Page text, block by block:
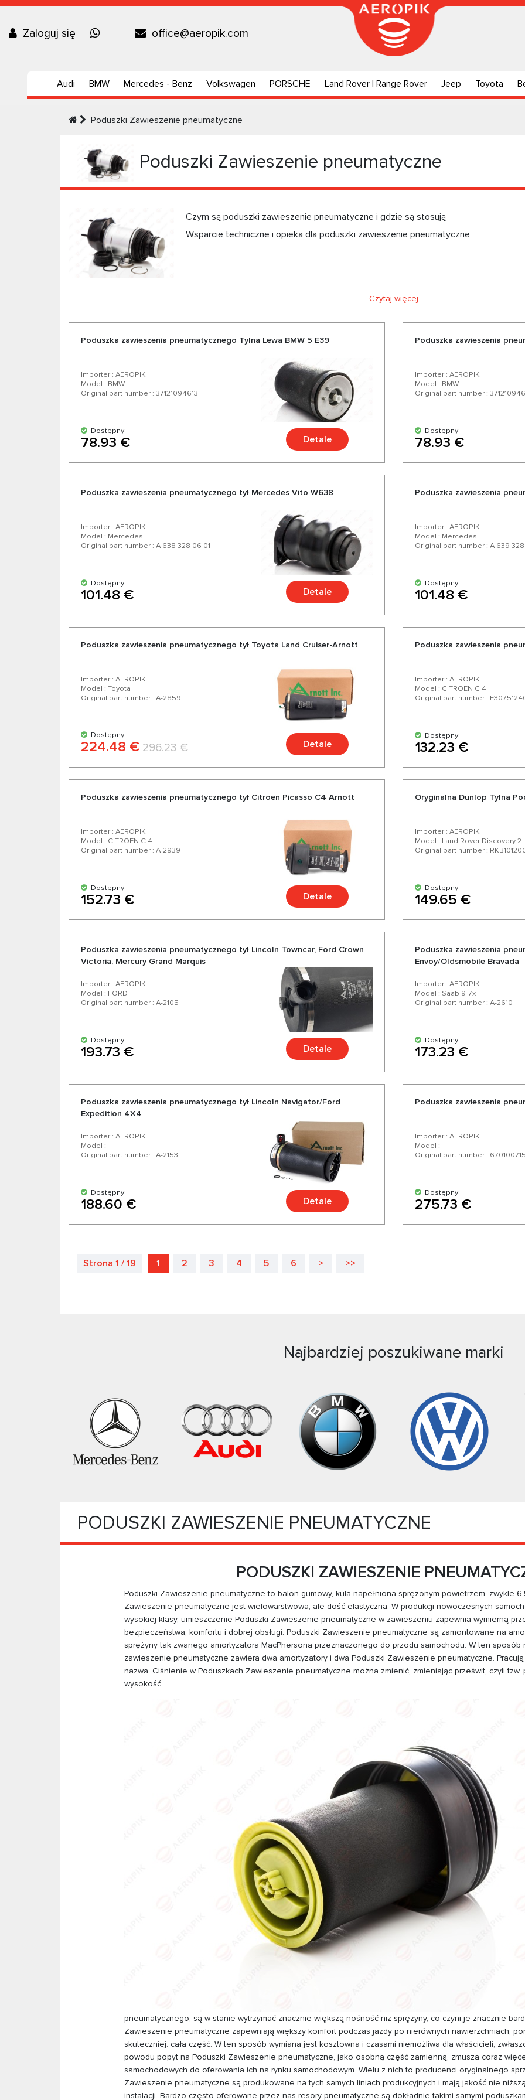
Zaloguj się office@aeropik.com
Audi BMW Mercedes - Benz Volkswagen PORSCHE Land Rover | Range Rover Jeep Toyota
Poduszki Zawieszenie pneumatyczne
Poduszki Zawieszenie pneumatyczne
Czym są poduszki zawieszenie pneumatyczne i gdzie są stosują
Wsparcie techniczne i opieka dla poduszki zawieszenie pneumatyczne
Czytaj więcej
Poduszka zawieszenia pneumatycznego Tylna Lewa BMW 5 E39
Importer : AEROPIK
Model : BMW
Original part number : 37121094613
Dostępny
78.93 € Detale
Poduszka zawieszenia
Importer : AEROPIK
Model : BMW
Original part number :
Dostępny
78.93 €
Poduszka zawieszenia pneumatycznego tył Mercedes Vito W638
Importer : AEROPIK
Model : Mercedes
Original part number : A 638 328 06 01
Dostępny
101.48 € Detale
Poduszka zawieszenia
Importer : AEROPIK
Model : Mercedes
Original part number : A 639 328
Dostępny
101.48 €
Poduszka zawieszenia pneumatycznego tył Toyota Land Cruiser-Arnott
Importer : AEROPIK
Model : Toyota
Original part number : A-2859
Dostępny
224.48 € 296.23 € Detale
Poduszka zawieszenia
Importer : AEROPIK
Model : CITROEN C 4
Original part number :
Dostępny
132.23 €
Poduszka zawieszenia pneumatycznego tył Citroen Picasso C4 Arnott
Importer : AEROPIK
Model : CITROEN C 4
Original part number : A-2939
Dostępny
152.73 € Detale
Oryginalna Dunlop Tylna
Importer : AEROPIK
Model : Land Rover Discovery 2
Original part number :
Dostępny
149.65 €
Poduszka zawieszenia pneumatycznego tył Lincoln Towncar, Ford Crown
Victoria, Mercury Grand Marquis
Importer : AEROPIK
Model : FORD
Original part number : A-2105
Dostępny
193.73 € Detale
Poduszka zawieszenia
Envoy/Oldsmobile Bravada
Importer : AEROPIK
Model : Saab 9-7x
Original part number : A-2610
Dostępny
173.23 €
Poduszka zawieszenia pneumatycznego tył Lincoln Navigator/Ford
Expedition 4X4
Importer : AEROPIK
Model :
Original part number : A-2153
Dostępny
188.60 € Detale
Poduszka zawieszenia
Importer : AEROPIK
Model :
Original part number :
Dostępny
275.73 €
Strona 1 / 19 1 2 3 4 5 6 > >>
Najbardziej poszukiwane marki
PODUSZKI ZAWIESZENIE PNEUMATYCZNE
PODUSZKI ZAWIESZENIE
Poduszki Zawieszenie pneumatyczne to balon gumowy, kula napełniona sprężonym powietrzem, zwykle
Zawieszenie pneumatyczne jest wielowarstwowa, ale dość elastyczna. W produkcji nowoczesnych
wysokiej klasy, umieszczenie Poduszki Zawieszenie pneumatyczne w zawieszeniu zapewnia wymierną
bezpieczeństwa, komfortu i dobrej obsługi. Poduszki Zawieszenie pneumatyczne są zamontowane na
sprężyny tak zwanego amortyzatora MacPhersona przeznaczonego do przodu samochodu. W ten
zawieszenie pneumatyczne zawiera dwa amortyzatory i dwa Poduszki Zawieszenie pneumatyczne.
nazwa. Ciśnienie w Poduszkach Zawieszenie pneumatyczne można zmienić, zmieniając prześwit, czyli
wysokość.
pneumatycznego, są w stanie wytrzymać znacznie większą nośność niż sprężyny, co czyni je znacznie
Zawieszenie pneumatyczne zapewniają większy komfort podczas jazdy po nierównych nawierzchniach,
skuteczniej. cała część. W ten sposób wymiana jest kosztowna i czasami niemożliwa dla właścicieli,
powodu popyt na Poduszki Zawieszenie pneumatyczne, jako osobną część zamienną, zmusza coraz
samochodowych do oferowania ich na rynku samochodowym. Wielu z nich to producenci oryginalnego
Zawieszenie pneumatyczne są produkowane na tych samych liniach produkcyjnych i mają jakość nie
instalacji. Bardzo często oferowane przez nas resory pneumatyczne są dokładnie takimi samymi